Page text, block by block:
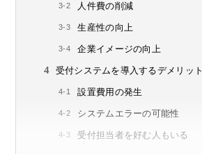
人件費の削減
生産性の向上
企業イメージの向上
受付システムを導入するデメリット
設置費用の発生
システムエラーの可能性
受付担当者を好む人もいる